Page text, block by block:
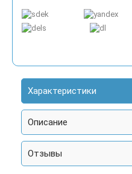
Характеристики
Описание
Отзывы